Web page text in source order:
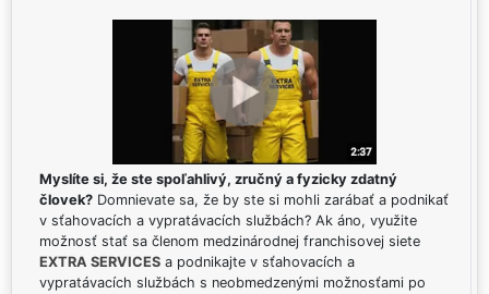
Myslíte si, že ste spoľahlivý, zručný a fyzicky zdatný
človek? Domnievate sa, že by ste si mohli zarábať a podnikať
v sťahovacích a vypratávacích službách? Ak áno, využite
možnosť stať sa členom medzinárodnej franchisovej siete
EXTRA SERVICES a podnikajte v sťahovacích a
vypratávacích službách s neobmedzenými možnosťami po